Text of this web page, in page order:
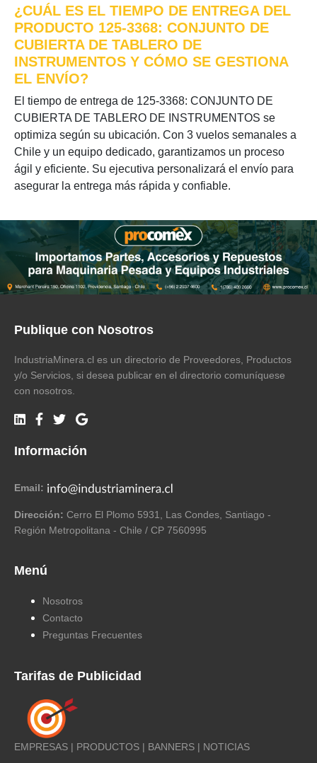
¿CUÁL ES EL TIEMPO DE ENTREGA DEL
PRODUCTO 125-3368: CONJUNTO DE
CUBIERTA DE TABLERO DE
INSTRUMENTOS Y CÓMO SE GESTIONA
EL ENVÍO?
El tiempo de entrega de 125-3368: CONJUNTO DE
CUBIERTA DE TABLERO DE INSTRUMENTOS se
optimiza según su ubicación. Con 3 vuelos semanales a
Chile y un equipo dedicado, garantizamos un proceso
ágil y eficiente. Su ejecutiva personalizará el envío para
asegurar la entrega más rápida y confiable.
Publique con Nosotros
IndustriaMinera.cl es un directorio de Proveedores, Productos
y/o Servicios, si desea publicar en el directorio comuníquese
con nosotros.
Información
Email:
Dirección: Cerro El Plomo 5931, Las Condes, Santiago -
Región Metropolitana - Chile / CP 7560995
Menú
Nosotros
Contacto
Preguntas Frecuentes
Tarifas de Publicidad
EMPRESAS | PRODUCTOS | BANNERS | NOTICIAS